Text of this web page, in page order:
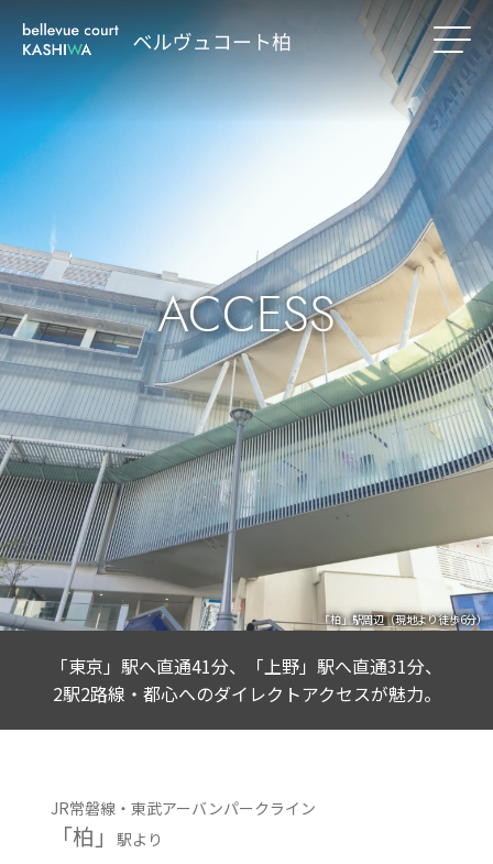
「柏」駅周辺（現地より徒歩6分）
ACCESS
「東京 」 駅へ直通41分、 「上野」 駅へ直通31分、
2駅2路線・都心へのダイレクトアクセスが魅力。
JR常磐線・東武アーバンパークライン
「柏 」 駅より